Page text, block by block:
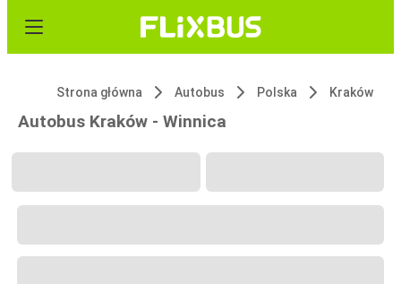
Strona główna Autobus Polska Kraków
Autobus Kraków - Winnica